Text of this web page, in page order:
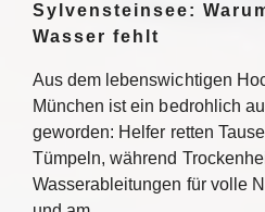
Sylvensteinsee:
Wasser fehlt
Aus dem lebenswichtigen
München ist ein bedrohlich
geworden: Helfer retten
Tümpeln, während
Wasserableitungen für volle